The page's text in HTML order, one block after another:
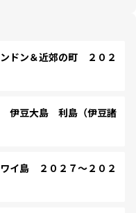
ドン＆近郊の町 ２０２
豆大島 利島（伊豆諸
イ島 ２０２７～２０２